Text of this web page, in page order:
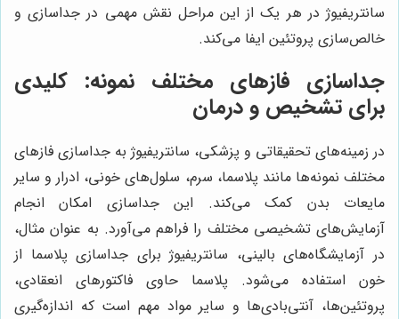
سانتریفیوژ در هر یک از این مراحل نقش مهمی در جداسازی و
خالص‌سازی پروتئین ایفا می‌کند.
جداسازی فازهای مختلف نمونه: کلیدی
برای تشخیص و درمان
در زمینه‌های تحقیقاتی و پزشکی، سانتریفیوژ به جداسازی فازهای
مختلف نمونه‌ها مانند پلاسما، سرم، سلول‌های خونی، ادرار و سایر
مایعات بدن کمک می‌کند. این جداسازی امکان انجام
آزمایش‌های تشخیصی مختلف را فراهم می‌آورد. به عنوان مثال،
در آزمایشگاه‌های بالینی، سانتریفیوژ برای جداسازی پلاسما از
خون استفاده می‌شود. پلاسما حاوی فاکتورهای انعقادی،
پروتئین‌ها، آنتی‌بادی‌ها و سایر مواد مهم است که اندازه‌گیری